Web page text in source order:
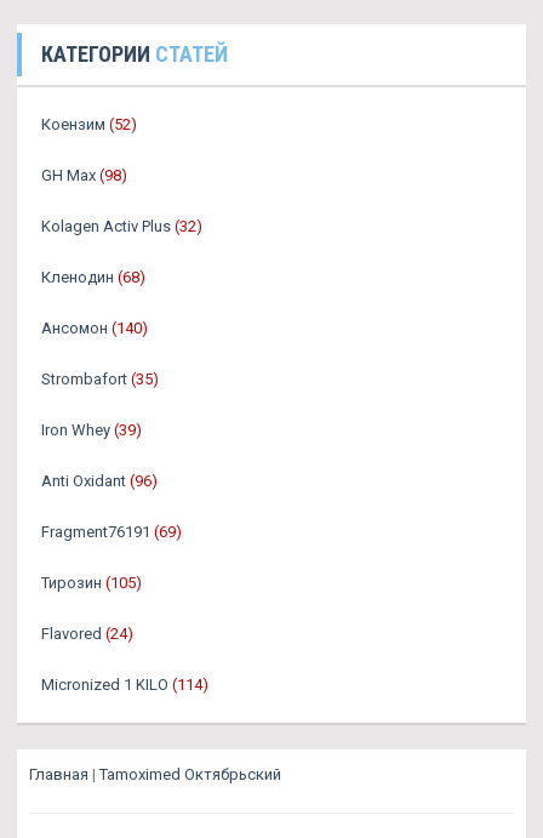
КАТЕГОРИИ СТАТЕЙ
Коензим (52)
GH Max (98)
Kolagen Activ Plus (32)
Кленодин (68)
Ансомон (140)
Strombafort (35)
Iron Whey (39)
Anti Oxidant (96)
Fragment76191 (69)
Тирозин (105)
Flavored (24)
Micronized 1 KILO (114)
Главная |Tamoximed Октябрьский